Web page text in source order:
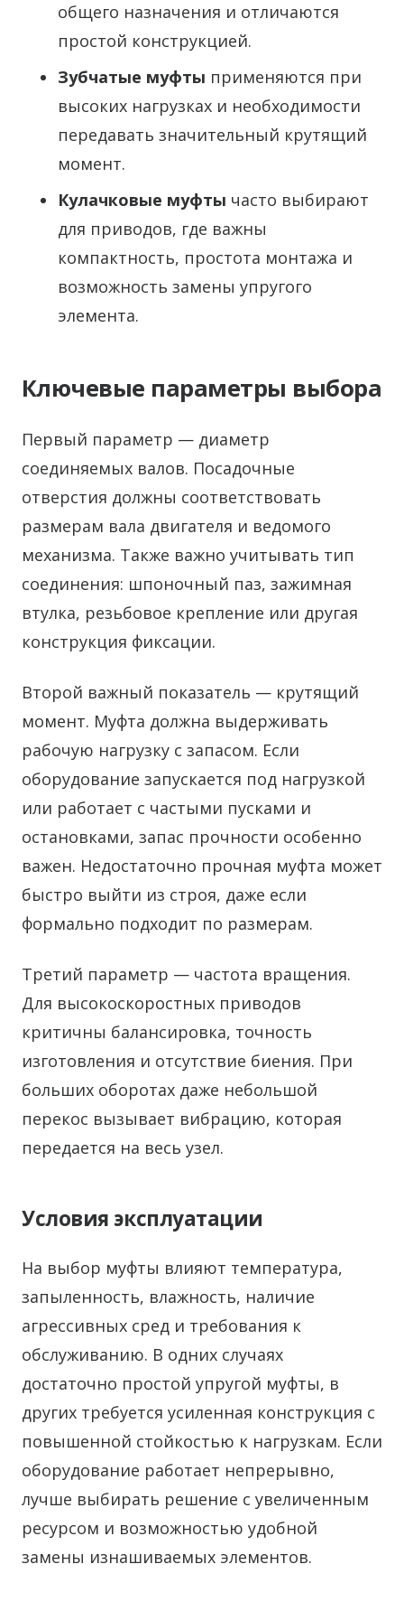
общего назначения и отличаются
простой конструкцией.
Зубчатые муфты применяются при
высоких нагрузках и необходимости
передавать значительный крутящий
момент.
Кулачковые муфты часто выбирают
для приводов, где важны
компактность, простота монтажа и
возможность замены упругого
элемента.
Ключевые параметры выбора
Первый параметр — диаметр
соединяемых валов. Посадочные
отверстия должны соответствовать
размерам вала двигателя и ведомого
механизма. Также важно учитывать тип
соединения: шпоночный паз, зажимная
втулка, резьбовое крепление или другая
конструкция фиксации.
Второй важный показатель — крутящий
момент. Муфта должна выдерживать
рабочую нагрузку с запасом. Если
оборудование запускается под нагрузкой
или работает с частыми пусками и
остановками, запас прочности особенно
важен. Недостаточно прочная муфта может
быстро выйти из строя, даже если
формально подходит по размерам.
Третий параметр — частота вращения.
Для высокоскоростных приводов
критичны балансировка, точность
изготовления и отсутствие биения. При
больших оборотах даже небольшой
перекос вызывает вибрацию, которая
передается на весь узел.
Условия эксплуатации
На выбор муфты влияют температура,
запыленность, влажность, наличие
агрессивных сред и требования к
обслуживанию. В одних случаях
достаточно простой упругой муфты, в
других требуется усиленная конструкция с
повышенной стойкостью к нагрузкам. Если
оборудование работает непрерывно,
лучше выбирать решение с увеличенным
ресурсом и возможностью удобной
замены изнашиваемых элементов.